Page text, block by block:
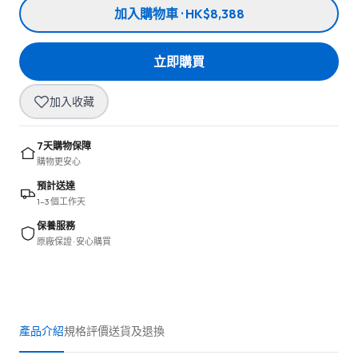
加入購物車 · HK$8,388
立即購買
加入收藏
7天購物保障
購物更安心
預計送達
1–3 個工作天
保養服務
原廠保證 · 安心購買
產品介紹規格評價送貨及退換